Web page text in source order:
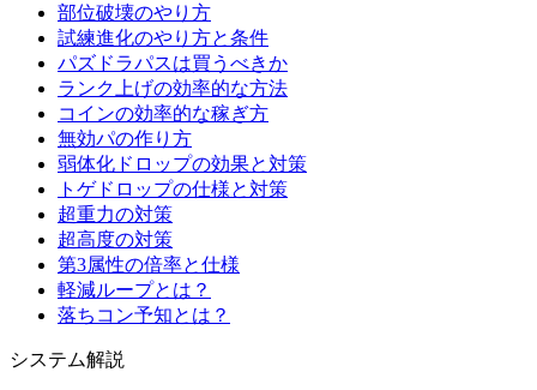
部位破壊のやり方
試練進化のやり方と条件
パズドラパスは買うべきか
ランク上げの効率的な方法
コインの効率的な稼ぎ方
無効パの作り方
弱体化ドロップの効果と対策
トゲドロップの仕様と対策
超重力の対策
超高度の対策
第3属性の倍率と仕様
軽減ループとは？
落ちコン予知とは？
システム解説